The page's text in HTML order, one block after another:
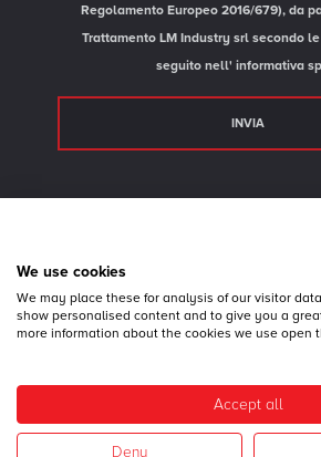
Regolamento Europeo 2016/679), da
Trattamento LM Industry srl secondo
seguito nell' informativa
© 2026 LM Industry srl - P.IVA 02739500243 - 36056
Cookie Policy
We use cookies
We may place these for analysis of our visitor
show personalised content and to give you a
more information about the cookies we use open
Accept all
Deny